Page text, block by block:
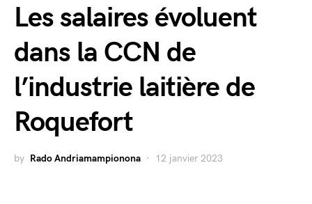
Les salaires évoluent
dans la CCN de
l’industrie laitière de
Roquefort
by Rado Andriamampionona 12 janvier 2023